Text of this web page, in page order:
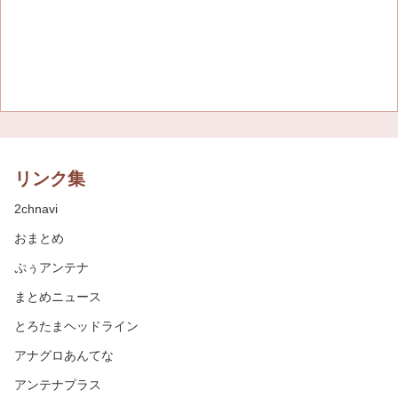
リンク集
2chnavi
おまとめ
ぷぅアンテナ
まとめニュース
とろたまヘッドライン
アナグロあんてな
アンテナプラス